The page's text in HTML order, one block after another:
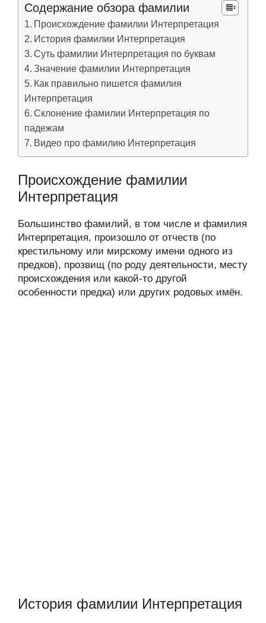
Содержание обзора фамилии
Происхождение фамилии Интерпретация
История фамилии Интерпретация
Суть фамилии Интерпретация по буквам
Значение фамилии Интерпретация
Как правильно пишется фамилия
Интерпретация
Склонение фамилии Интерпретация по
падежам
Видео про фамилию Интерпретация
Происхождение фамилии
Интерпретация
Большинство фамилий, в том числе и фамилия
Интерпретация, произошло от отчеств (по
крестильному или мирскому имени одного из
предков), прозвищ (по роду деятельности, месту
происхождения или какой-то другой
особенности предка) или других родовых имён.
История фамилии Интерпретация